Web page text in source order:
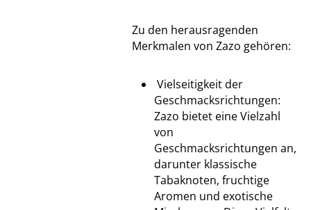
Zu den herausragenden
Merkmalen von Zazo gehören:
Vielseitigkeit der
Geschmacksrichtungen:
Zazo bietet eine Vielzahl
von
Geschmacksrichtungen an,
darunter klassische
Tabaknoten, fruchtige
Aromen und exotische